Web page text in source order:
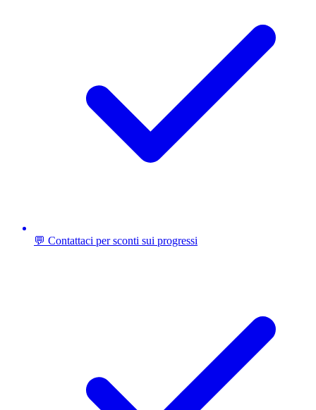
💬 Contattaci per sconti sui progressi